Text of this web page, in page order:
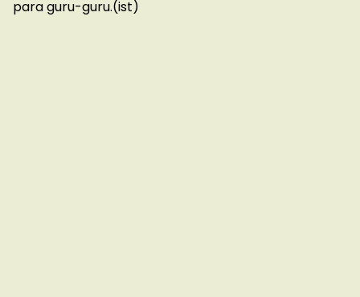
para guru-guru.(ist)